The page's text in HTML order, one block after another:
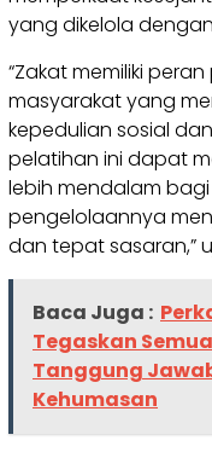
yang dikelola
“Zakat memiliki
masyarakat yang
kepedulian sosial
pelatihan ini dapat
lebih mendalam
pengelolaannya
dan tepat sasaran,”
Baca Juga :
Tegaskan
Tanggung
Kehumasan